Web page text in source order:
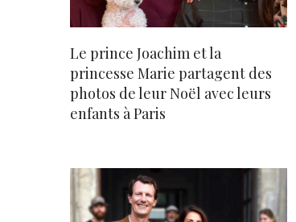
Le prince Joachim et la
princesse Marie partagent des
photos de leur Noël avec leurs
enfants à Paris